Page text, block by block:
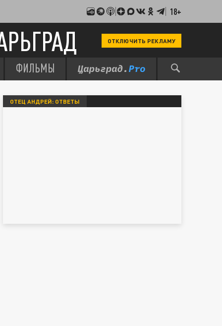
18+
ОТКЛЮЧИТЬ РЕКЛАМУ
ФИЛЬМЫ
ОТЕЦ АНДРЕЙ: ОТВЕТЫ